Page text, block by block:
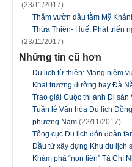
(23/11/2017)
Thăm vườn dâu tằm Mỹ
Thừa Thiên- Huế: Phát triển
(23/11/2017)
Những tin cũ hơn
Du lịch từ thiện: Mang niềm
Khai trương đường bay Đà
Trao giải Cuộc thi ảnh Di
Tuần lễ Văn hóa Du lịch
phương Nam (22/11/2017)
Tổng cục Du lịch đón đoàn
Đầu từ xây dựng Khu du lịch
Khám phá “non tiên” Tà Chì